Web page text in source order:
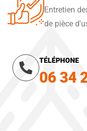
Entretien
de pièce
TÉLÉPHONE
06 34